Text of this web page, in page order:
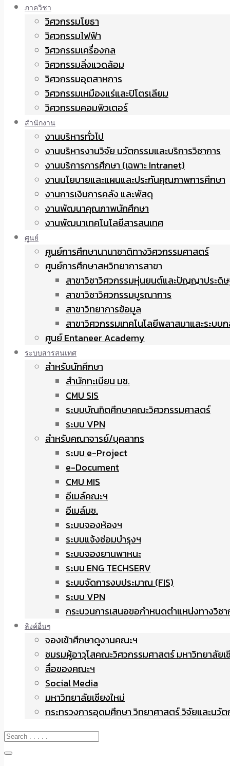
ภาควิชา
วิศวกรรมโยธา
วิศวกรรมไฟฟ้า
วิศวกรรมเครื่องกล
วิศวกรรมสิ่งแวดล้อม
วิศวกรรมอุตสาหการ
วิศวกรรมเหมืองแร่และปิโตรเลียม
วิศวกรรมคอมพิวเตอร์
สำนักงาน
งานบริหารทั่วไป
งานบริหารงานวิจัย นวัตกรรมและบริการวิชาการ
งานบริการการศึกษา (เฉพาะ Intranet)
งานนโยบายและแผนและประกันคุณภาพการศึกษา
งานการเงินการคลัง และพัสดุ
งานพัฒนาคุณภาพนักศึกษา
งานพัฒนาเทคโนโลยีสารสนเทศ
ศูนย์
ศูนย์การศึกษานานาชาติทางวิศวกรรมศาสตร์
ศูนย์การศึกษาสหวิทยาการสาขา
สาขาวิชาวิศวกรรมหุ่นยนต์และปัญญาประดิ
สาขาวิชาวิศวกรรมบูรณาการ
สาขาวิทยาการข้อมูล
สาขาวิศวกรรมเทคโนโลยีพลาสมาและระบบ
ศูนย์ Entaneer Academy
ระบบสารสนเทศ
สำหรับนักศึกษา
สำนักทะเบียน มช.
CMU SIS
ระบบบัณฑิตศึกษาคณะวิศวกรรมศาสตร์
ระบบ VPN
สำหรับคณาจารย์/บุคลากร
ระบบ e-Project
e-Document
CMU MIS
อีเมล์คณะฯ
อีเมล์มช.
ระบบจองห้องฯ
ระบบแจ้งซ่อมบำรุงฯ
ระบบจองยานพาหนะ
ระบบ ENG TECHSERV
ระบบจัดการงบประมาณ (FIS)
ระบบ VPN
กระบวนการเสนอขอกำหนดตำแหน่งทางวิช
ลิงค์อื่นๆ
จองเข้าศึกษาดูงานคณะฯ
ชมรมผู้อาวุโสคณะวิศวกรรมศาสตร์ มหาวิทยาลัยเ
สื่อของคณะฯ
Social Media
มหาวิทยาลัยเชียงใหม่
กระทรวงการอุดมศึกษา วิทยาศาสตร์ วิจัยและนวั